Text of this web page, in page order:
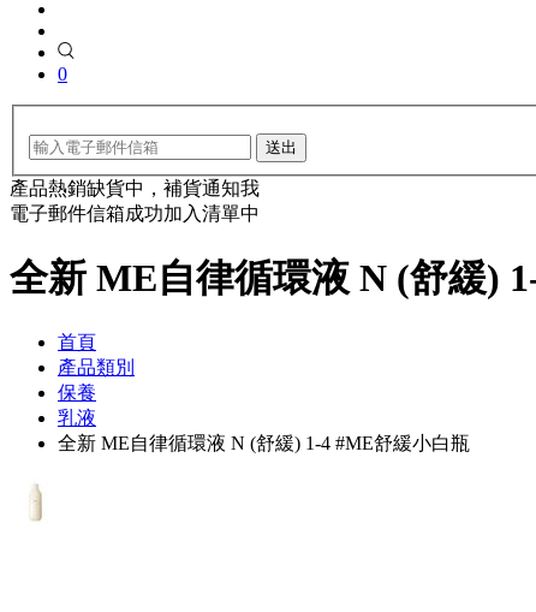
0
送出
產品熱銷缺貨中，補貨通知我
電子郵件信箱成功加入清單中
全新 ME自律循環液 N (舒緩)
首頁
產品類別
保養
乳液
全新 ME自律循環液 N (舒緩) 1-4 #ME舒緩小白瓶